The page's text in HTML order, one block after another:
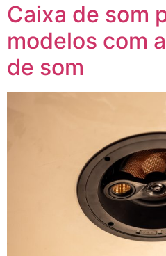
Caixa de som
modelos com
de som